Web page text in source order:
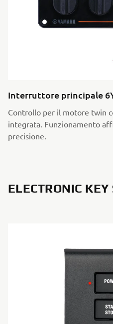
Interruttore principale
Controllo per il motore twin
integrata. Funzionamento
precisione.
ELECTRONIC